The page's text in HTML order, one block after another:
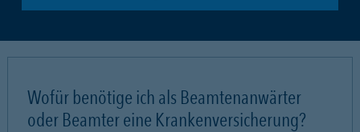
Wofür benötige ich als Beamtenanwärter
oder Beamter eine Krankenversicherung?